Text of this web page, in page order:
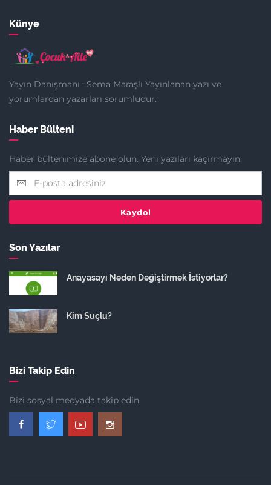
Künye
Yayın Danışmanı : Sema Maraşlı Yayınlanan yazı ve
yorumlardan yazarları sorumludur.
Haber Bülteni
Haber bültenimize abone olun. Yeni yazıları kaçırmayın.
Kaydol
Son Yazılar
Anayasayı Neden Değiştirmek İstiyorlar?
Kim Suçlu?
Bizi Takip Edin
Bizi sosyal medyada takip edin.